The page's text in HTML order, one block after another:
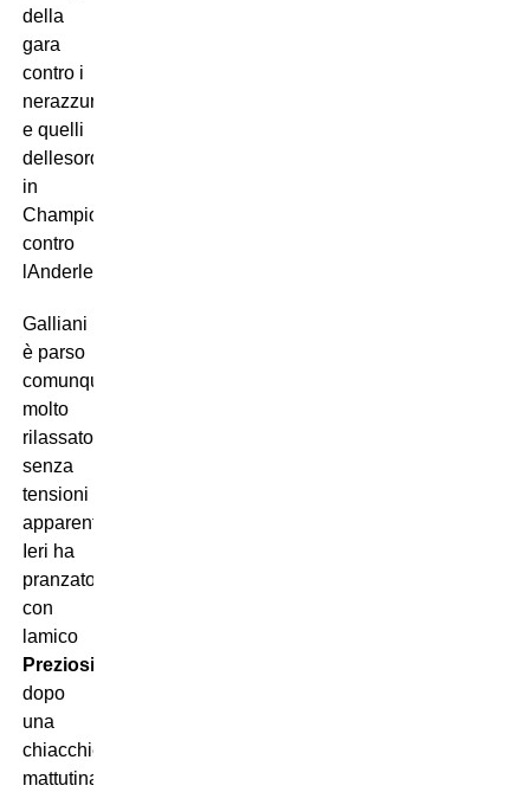
della
gara
contro i
nerazzurri
e quelli
dellesordio
in
Champions
contro
lAnderlecht.
Galliani
è parso
comunque
molto
rilassato,
senza
tensioni
apparenti.
Ieri ha
pranzato
con
lamico
Preziosi
dopo
una
chiacchierata
mattutina